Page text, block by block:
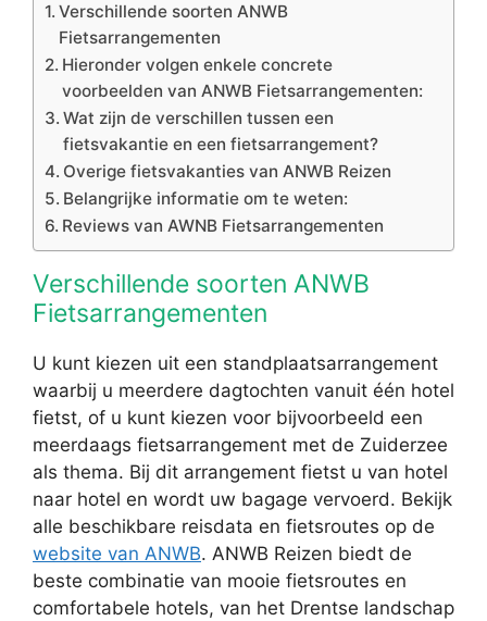
Verschillende soorten ANWB
Fietsarrangementen
Hieronder volgen enkele concrete
voorbeelden van ANWB Fietsarrangementen:
Wat zijn de verschillen tussen een
fietsvakantie en een fietsarrangement?
Overige fietsvakanties van ANWB Reizen
Belangrijke informatie om te weten:
Reviews van AWNB Fietsarrangementen
Verschillende soorten ANWB
Fietsarrangementen
U kunt kiezen uit een standplaatsarrangement
waarbij u meerdere dagtochten vanuit één hotel
fietst, of u kunt kiezen voor bijvoorbeeld een
meerdaags fietsarrangement met de Zuiderzee
als thema. Bij dit arrangement fietst u van hotel
naar hotel en wordt uw bagage vervoerd. Bekijk
alle beschikbare reisdata en fietsroutes op de
website van ANWB. ANWB Reizen biedt de
beste combinatie van mooie fietsroutes en
comfortabele hotels, van het Drentse landschap